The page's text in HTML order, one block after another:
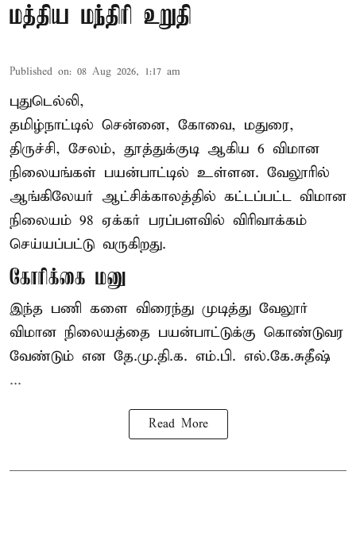
மத்திய மந்திரி உறுதி
Published on: 08 Aug 2026, 1:17 am
புதுடெல்லி,
தமிழ்நாட்டில் சென்னை, கோவை, மதுரை,
திருச்சி, சேலம், தூத்துக்குடி ஆகிய 6 விமான
நிலையங்கள் பயன்பாட்டில் உள்ளன. வேலூரில்
ஆங்கிலேயர் ஆட்சிக்காலத்தில் கட்டப்பட்ட விமான
நிலையம் 98 ஏக்கர் பரப்பளவில் விரிவாக்கம்
செய்யப்பட்டு வருகிறது.
கோரிக்கை மனு
இந்த பணி களை விரைந்து முடித்து வேலூர்
விமான நிலையத்தை பயன்பாட்டுக்கு கொண்டுவர
வேண்டும் என தே.மு.தி.க. எம்.பி. எல்.கே.சுதீஷ்
...
Read More